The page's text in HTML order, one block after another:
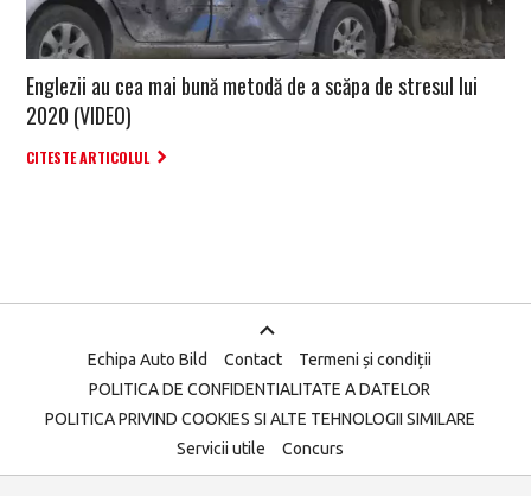
Englezii au cea mai bună metodă de a scăpa de stresul lui
2020 (VIDEO)
CITESTE ARTICOLUL
Echipa Auto Bild Contact
Termeni și condiții
POLITICA DE CONFIDENTIALITATE A DATELOR
POLITICA PRIVIND COOKIES SI ALTE TEHNOLOGII SIMILARE
Servicii utile
Concurs